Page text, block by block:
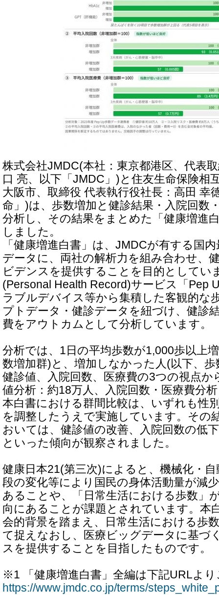
株式会社JMDC(本社：東京都港区、代表
口 亮、以下「JMDC」)と住友生命保険相
大阪市、取締役 代表執行役社長：高田 幸
命」)は、歩数増加と健診結果・入院回数
分析し、その結果をまとめた「健康増進
しました。
「健康増進白書」は、JMDCが有する国
データに、両社の解析力を組み合わせ、
ビデンスを提供することを目的としてい
(Personal Health Record)サービス「Pep
ラブルデバイス等から集積した客観的な
プトデータ・健診データを紐づけ、健診
費をアウトカムとして分析しています。
分析では、1日の平均歩数が1,000歩以上
数増加群)と、増加しなかった人(以下、
健診値、入院回数、医療費の3つの視点か
値分析：約18万人、入院回数・医療費分
本白書における群間比較は、いずれも性
を調整したうえで実施しています。その
おいては、健診値の改善、入院回数の低
といった傾向が観察されました。
健康日本21(第三次)によると、機械化・
段の変化等により国民の身体活動量が減
あることや、「日常生活における歩数」
向にあることが課題とされています。本
会的背景を踏まえ、日常生活における歩
て捉えなおし、医療ビッグデータに基づ
スを提供することを目指したものです。
※1 「健康増進白書」全編は下記URLよ
https://www.jmdc.co.jp/terms/